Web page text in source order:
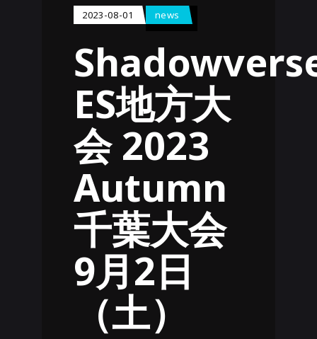
2023-08-01 news
ES地方大
会 2023
Autumn
千葉大会
9月2日
（土）